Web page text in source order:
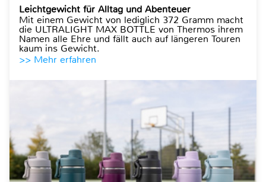
Leichtgewicht für Alltag und Abenteuer
Mit einem Gewicht von lediglich 372 Gramm macht
die ULTRALIGHT MAX BOTTLE von Thermos ihrem
Namen alle Ehre und fällt auch auf längeren Touren
kaum ins Gewicht.
>> Mehr erfahren